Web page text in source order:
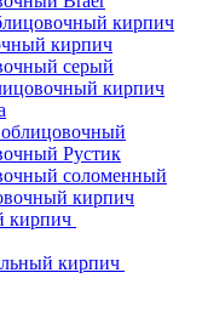
кирпич
кирпич
серый
кирпич
Рустик
соломенный
кирпич
кирпич
кирпич